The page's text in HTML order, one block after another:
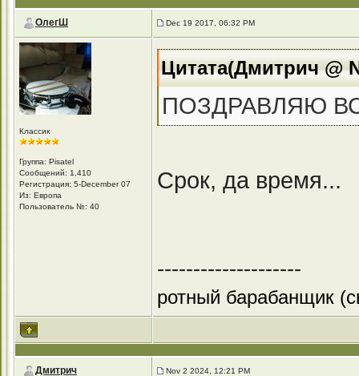
ОлегШ Dec 19 2017, 06:32 PM
Классик
Группа: Pisatel
Сообщений: 1,410
Регистрация: 5-December 07
Из: Европа
Пользователь №: 40
Цитата(Дмитрич @
ПОЗДРАВЛЯЮ
Срок, да время...
--------------------
ротный барабанщик
Дмитрич Nov 2 2024, 12:21 PM